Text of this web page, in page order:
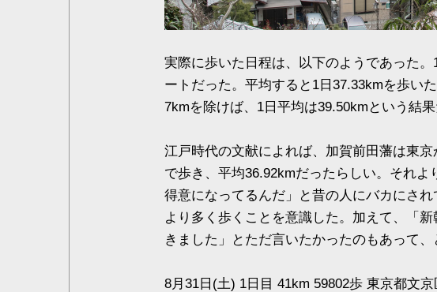
実際に歩いた日程は、以下のようであった
ートだった。平均すると1日37.33kmを歩い
7kmを除けば、1日平均は39.50kmという結果
江戸時代の文献によれば、加賀前田藩は東
で歩き、平均36.92kmだったらしい。それ
得意になってるんだ」と昔の人にバカにされ
より多く歩くことを意識した。加えて、「
きました」とただ言いたかったのもあって、
8月31日(土) 1日目 41km 59802歩 東京都文